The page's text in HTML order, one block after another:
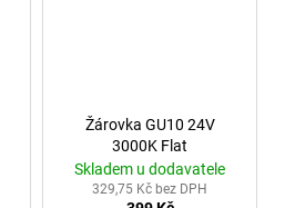
Žárovka GU10 24V
3000K Flat
Skladem u dodavatele
329,75 Kč bez DPH